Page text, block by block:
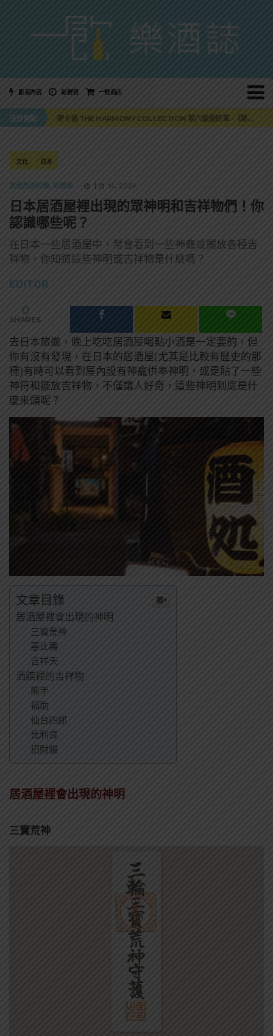
影音內容 新鮮貨 一飲商店
注目焦點
美國正式恢復蘇格蘭威士忌零關稅！烈酒產業再次迎來重磅利多
麥卡倫 THE HARMONY COLLECTION 第六版最終章 -《椰風煖韻》
角嗨尬炸物X爽快這一步，角瓶攜手頂呱呱 全新套餐限時登場
「MONSTER NIGHT OUT 魔爪特調之夜」盛夏刮起派對旋風！
美國正式恢復蘇格蘭威士忌零關稅！烈酒產業再次迎來重磅利多
文化 日本
其他烈酒知識, 知識庫 十月 14, 2024
日本居酒屋裡出現的眾神明和吉祥物們！你
認識哪些呢？
在日本一些居酒屋中，常會看到一些神龕或擺放各種吉
祥物，你知道這些神明或吉祥物是什麼嗎？
EDITOR
0
SHARES
去日本旅遊，晚上吃吃居酒屋喝點小酒是一定要的，但
你有沒有發現，在日本的居酒屋(尤其是比較有歷史的那
種)有時可以看到屋內設有神龕供奉神明，或是貼了一些
神符和擺放吉祥物，不僅讓人好奇，這些神明到底是什
麼來頭呢？
文章目錄
居酒屋裡會出現的神明
三寶荒神
惠比壽
吉祥天
酒館裡的吉祥物
熊手
福助
仙台四郎
比利肯
招財貓
居酒屋裡會出現的神明
三寶荒神